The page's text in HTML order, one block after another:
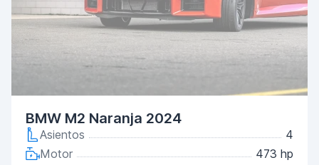
BMW M2 Naranja 2024
Asientos
4
Motor
473 hp